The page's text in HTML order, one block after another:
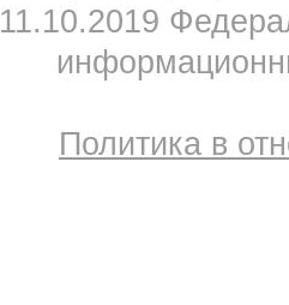
11.10.2019
Политика в